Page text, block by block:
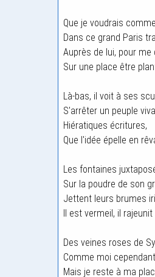
Que je voudrais
Dans ce grand Paris
Auprès de lui, pour me
Sur une place être
Là-bas, il voit à ses
S'arrêter un peuple
Hiératiques écritures,
Que l'idée épelle en
Les fontaines
Sur la poudre de son
Jettent leurs brumes
Il est vermeil, il rajeunit
Des veines roses de
Comme moi
Mais je reste à ma